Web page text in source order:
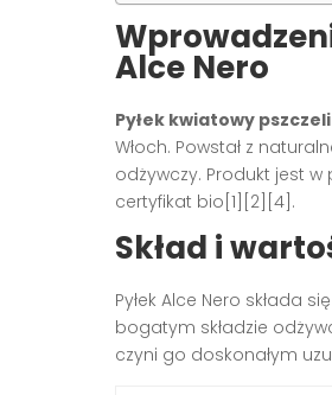
Alce Nero
Pyłek kwiatowy pszczeli
Włoch. Powstał z
odżywczy. Produkt jest
certyfikat bio[1][2][4].
Skład i
Pyłek Alce Nero składa
bogatym składzie
czyni go doskonałym